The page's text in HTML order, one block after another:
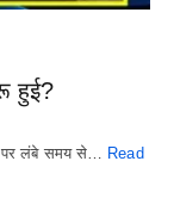
हुई?
पर लंबे समय से… Read